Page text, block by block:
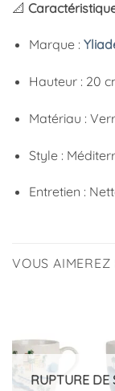
📐
Marque :
Hauteur : 20
Matériau :
Style :
Entretien :
VOUS AIMEREZ
RUPTURE DE